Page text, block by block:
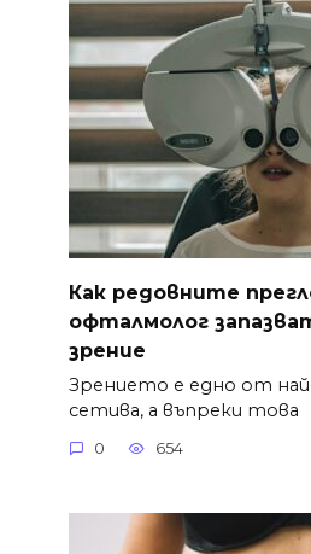
Как редовните
офталмолог
зрение
Зрението е едно от
сетива, а въпреки това
0 654